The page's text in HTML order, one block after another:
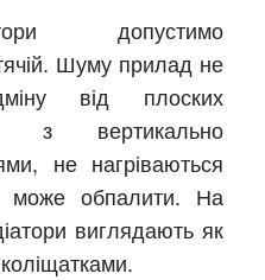
допустимо
Шуму прилад не
від плоских
з вертикально
не нагріваються
може обпалити. На
виглядають як
коліщатками.